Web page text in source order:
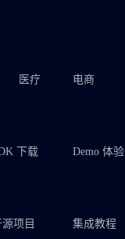
医疗 电商
下载 Demo 体验
项目 集成教程